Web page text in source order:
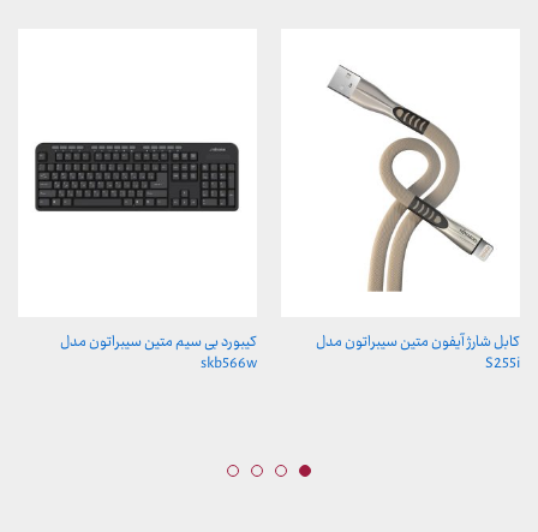
کابل شارژ آیفون متین سیبراتون مدل
S255i
کیبورد بی سیم متین سیبراتون مدل
skb566w